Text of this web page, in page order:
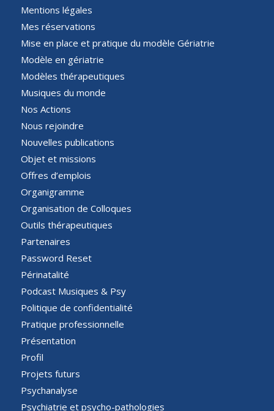
Mentions légales
Mes réservations
Mise en place et pratique du modèle Gériatrie
Modèle en gériatrie
Modèles thérapeutiques
Musiques du monde
Nos Actions
Nous rejoindre
Nouvelles publications
Objet et missions
Offres d’emplois
Organigramme
Organisation de Colloques
Outils thérapeutiques
Partenaires
Password Reset
Périnatalité
Podcast Musiques & Psy
Politique de confidentialité
Pratique professionnelle
Présentation
Profil
Projets futurs
Psychanalyse
Psychiatrie et psycho-pathologies